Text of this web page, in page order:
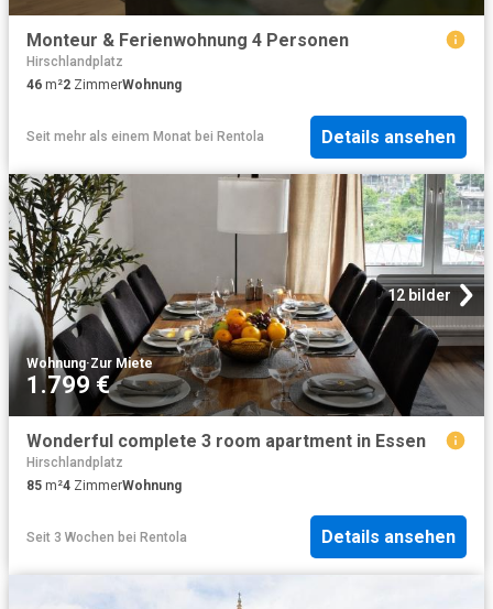
Monteur & Ferienwohnung 4 Personen
Hirschlandplatz
46 m²2 ZimmerWohnung
Seit mehr als einem Monat bei Rentola Details ansehen
12 bilder
Wohnung·Zur Miete
1.799 €
Wonderful complete 3 room apartment in Essen
Hirschlandplatz
85 m²4 ZimmerWohnung
Seit 3 Wochen bei Rentola Details ansehen